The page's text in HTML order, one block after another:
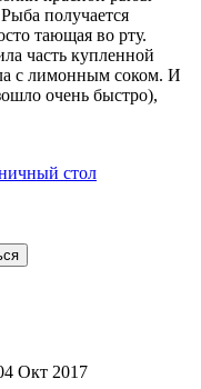
получается
тающая во рту.
часть купленной
с лимонным соком. И
очень быстро),
стол
Окт 2017